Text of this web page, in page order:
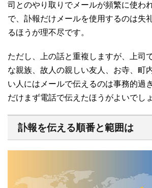
司とのやり取りでメールが頻繁に使わ
で、訃報だけメールを使用するのは失
るほうが理不尽です。
ただし、上の話と重複しますが、上司
な親族、故人の親しい友人、お寺、町
い人にはメールで伝えるのは事務的過
だけまず電話で伝えたほうがよいでしょ
訃報を伝える順番と範囲は